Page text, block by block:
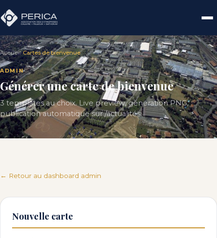
Accueil›Cartes de bienvenue
ADMIN
Générer une carte de bienvenue
3 templates au choix. Live preview, génération PNG,
publication automatique sur /actualités.
← Retour au dashboard admin
Nouvelle carte